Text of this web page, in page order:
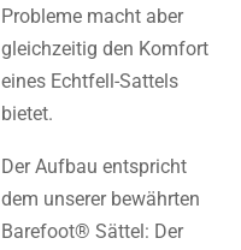
Probleme macht aber
gleichzeitig den Komfort
eines Echtfell-Sattels
bietet.
Der Aufbau entspricht
dem unserer bewährten
Barefoot® Sättel: Der